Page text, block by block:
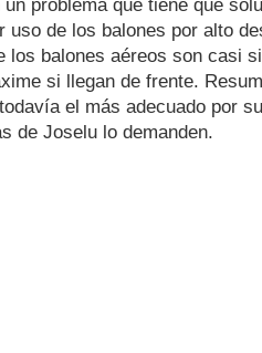
problema que tiene que
uso de los balones por alto
los balones aéreos son casi
si llegan de frente.
el más adecuado por
de Joselu lo demanden.